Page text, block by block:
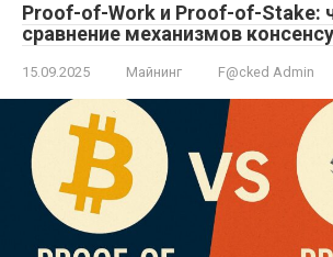
Proof-of-Work и Proof-of-Stake:
сравнение механизмов
15.09.2025 Майнинг F@cked Admin